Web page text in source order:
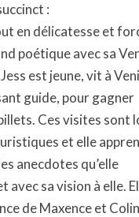
:
en délicatesse et
poétique avec sa
est jeune, vit à
guide, pour gagner
Ces visites sont
et elle
anecdotes qu’elle
avec sa vision à elle.
de Maxence et